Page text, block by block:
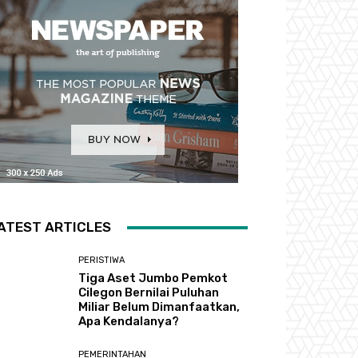
ARTICLES
PERISTIWA
Tiga Aset Jumbo Pemkot
Cilegon Bernilai Puluhan
Miliar Belum Dimanfaatkan,
Apa Kendalanya?
PEMERINTAHAN